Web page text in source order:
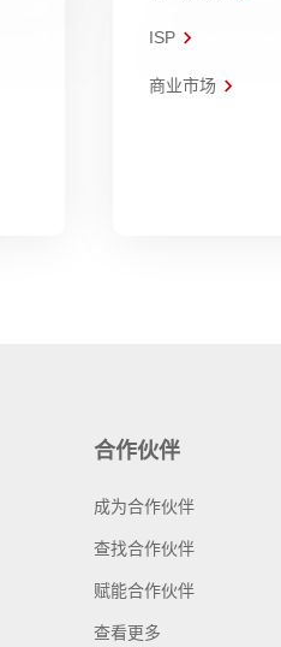
ISP
商业市场
合作伙伴
成为合作伙伴
查找合作伙伴
赋能合作伙伴
查看更多